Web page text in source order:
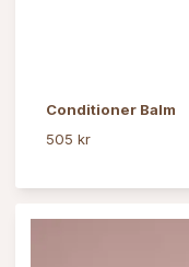
Conditioner Balm
505 kr